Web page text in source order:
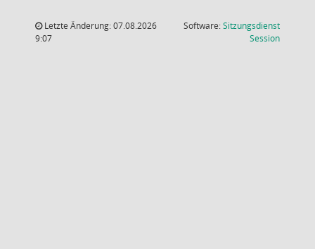
Letzte Änderung: 07.08.2026
9:07
Software:Sitzungsdienst
Session(Wird in